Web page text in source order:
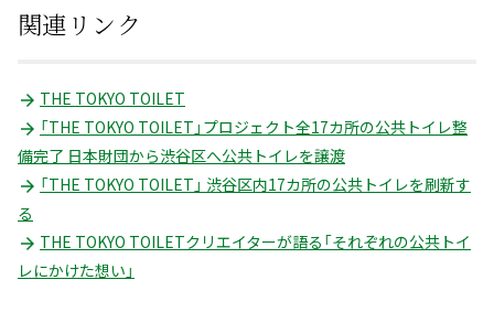
関連リンク
THE TOKYO TOILET
「THE TOKYO TOILET」プロジェクト全17カ所の公共トイレ整
備完了 日本財団から渋谷区へ公共トイレを譲渡
「THE TOKYO TOILET」 渋谷区内17カ所の公共トイレを刷新す
る
THE TOKYO TOILETクリエイターが語る「それぞれの公共トイ
レにかけた想い」